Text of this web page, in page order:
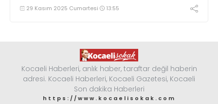
29 Kasım 2025 Cumartesi 13:55
Kocaeli Haberleri, anlık haber, taraftar değil haberin
adresi. Kocaeli Haberleri, Kocaeli Gazetesi, Kocaeli
Son dakika Haberleri
https://www.kocaelisokak.com